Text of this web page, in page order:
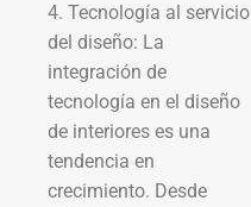
4. Tecnología al servicio
del diseño: La
integración de
tecnología en el diseño
de interiores es una
tendencia en
crecimiento. Desde